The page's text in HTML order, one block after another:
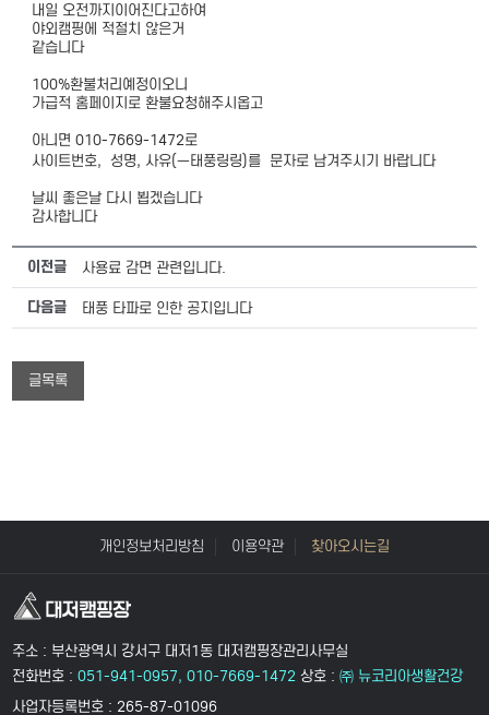
내일 오전까지이어진다고하여
야외캠핑에 적절치 않은거
같습니다
100%환불처리예정이오니
가급적 홈페이지로 환불요청해주시옵고
아니면 010-7669-1472로
사이트번호, 성명, 사유(ㅡ태풍링링)를 문자로 남겨주시기 바랍니다
날씨 좋은날 다시 뵙겠습니다
감사합니다​
이전글 사용료 감면 관련입니다.
다음글 태풍 타파로 인한 공지입니다
글목록
개인정보처리방침 이용약관 찾아오시는길
주소 : 부산광역시 강서구 대저1동 대저캠핑장관리사무실
전화번호 :051-941-0957, 010-7669-1472 상호 :㈜ 뉴코리아생활건강
사업자등록번호 : 265-87-01096